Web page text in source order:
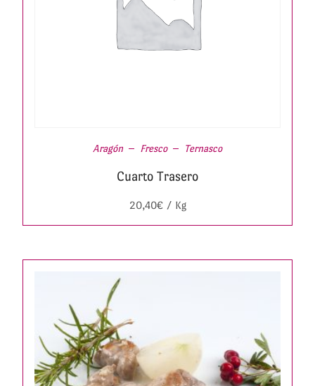
Aragón Fresco Ternasco
Cuarto Trasero
20,40€/ Kg